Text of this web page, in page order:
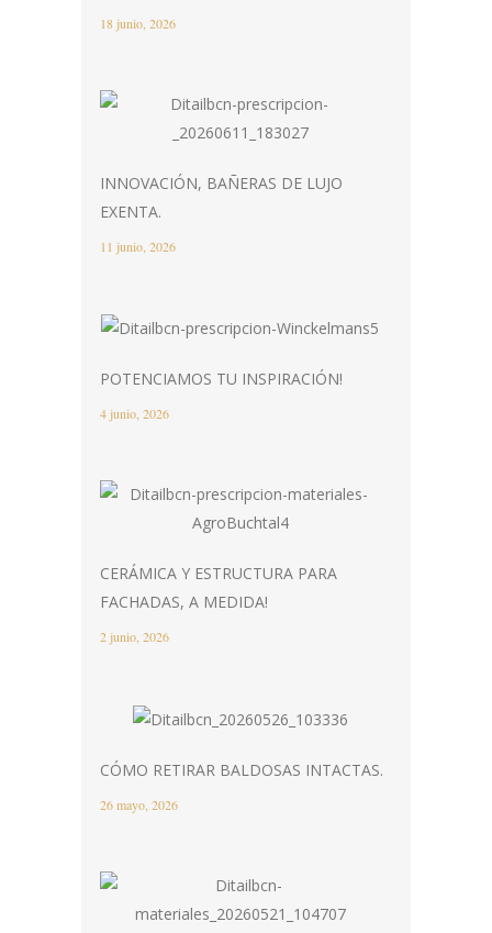
18 junio, 2026
INNOVACIÓN, BAÑERAS DE LUJO
EXENTA.
11 junio, 2026
POTENCIAMOS TU INSPIRACIÓN!
4 junio, 2026
CERÁMICA Y ESTRUCTURA PARA
FACHADAS, A MEDIDA!
2 junio, 2026
CÓMO RETIRAR BALDOSAS INTACTAS.
26 mayo, 2026